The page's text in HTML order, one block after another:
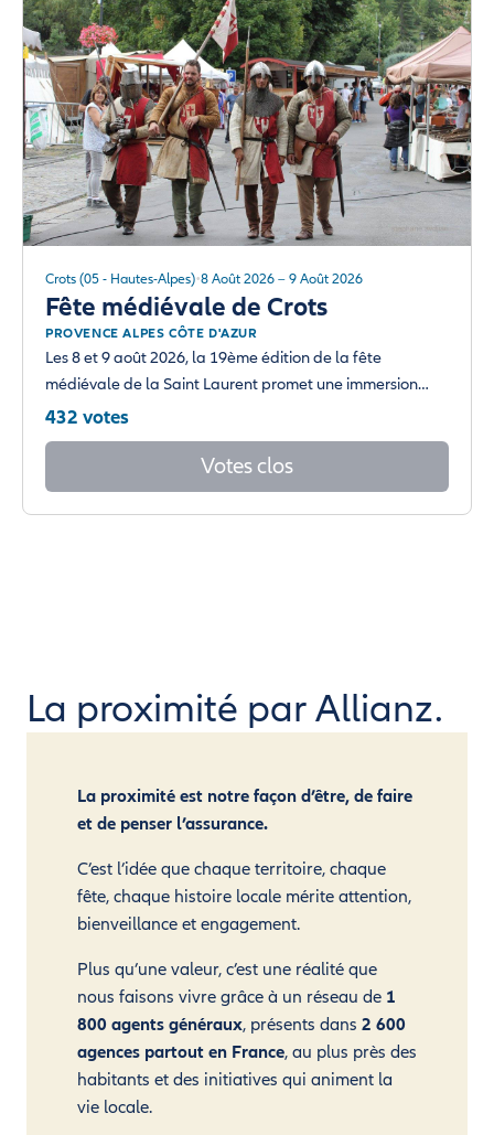
Crots (05 - Hautes-Alpes) 8 Août 2026 – 9 Août 2026
Fête médiévale de Crots
PROVENCE ALPES CÔTE D'AZUR
Les 8 et 9 août 2026, la 19ème édition de la fête
médiévale de la Saint Laurent promet une immersion…
432 votes
Votes clos
La proximité par Allianz.
La proximité est notre façon d’être, de faire
et de penser l’assurance.
C’est l’idée que chaque territoire, chaque
fête, chaque histoire locale mérite attention,
bienveillance et engagement.
Plus qu’une valeur, c’est une réalité que
nous faisons vivre grâce à un réseau de 1
800 agents généraux, présents dans 2 600
agences partout en France, au plus près des
habitants et des initiatives qui animent la
vie locale.